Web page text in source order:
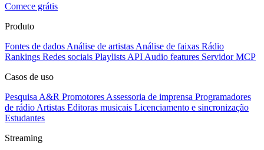
Comece grátis
Produto
Fontes de dados Análise de artistas Análise de faixas Rádio
Rankings Redes sociais Playlists API Audio features Servidor MCP
Casos de uso
Pesquisa A&R Promotores Assessoria de imprensa Programadores
de rádio Artistas Editoras musicais Licenciamento e sincronização
Estudantes
Streaming